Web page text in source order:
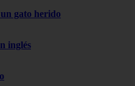
gato herido
inglés